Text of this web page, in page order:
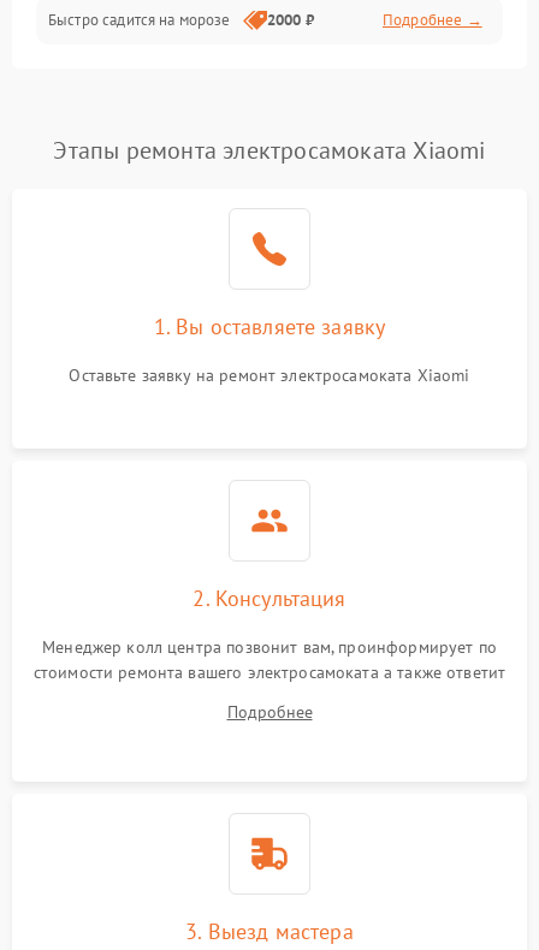
Быстро садится на морозе 2000 ₽ Подробнее →
Этапы ремонта электросамоката Xiaomi
1. Вы оставляете заявку
Оставьте заявку на ремонт электросамоката Xiaomi
2. Консультация
Менеджер колл центра позвонит вам, проинформирует по
стоимости ремонта вашего электросамоката а также ответит
Подробнее
3. Выезд мастера